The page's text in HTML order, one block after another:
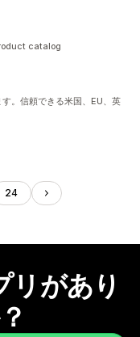
catalog
。信頼できる米国、EU、英
24
リがあり